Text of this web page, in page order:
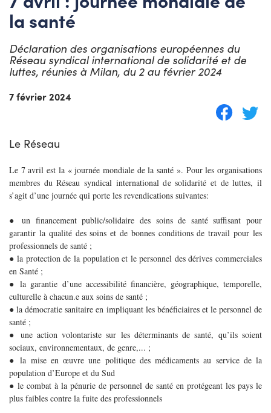
la santé
Déclaration des organisations européennes du
Réseau syndical international de solidarité et de
luttes, réunies à Milan, du 2 au février 2024
7 février 2024
Le Réseau
Le 7 avril est la « journée mondiale de la santé ». Pour les organisations
membres du Réseau syndical international de solidarité et de luttes, il
s’agit d’une journée qui porte les revendications suivantes:
● un financement public/solidaire des soins de santé suffisant pour
garantir la qualité des soins et de bonnes conditions de travail pour les
professionnels de santé ;
● la protection de la population et le personnel des dérives commerciales
en Santé ;
● la garantie d’une accessibilité financière, géographique, temporelle,
culturelle à chacun.e aux soins de santé ;
● la démocratie sanitaire en impliquant les bénéficiaires et le personnel de
santé ;
● une action volontariste sur les déterminants de santé, qu’ils soient
sociaux, environnementaux, de genre,... ;
● la mise en œuvre une politique des médicaments au service de la
population d’Europe et du Sud
● le combat à la pénurie de personnel de santé en protégeant les pays le
plus faibles contre la fuite des professionnels